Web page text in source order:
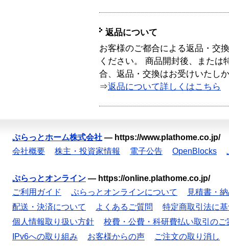
返品について
お客様のご都合による返品・交
ください。 商品開封後、または
合、返品・交換はお受けいたし
⇒返品について詳しくはこちら
ぷらっとホーム株式会社 — https://www.plathome.co.jp/
会社概要
株主・投資家情報 電子公告 OpenBlocks
ぷらっとオンライン — https://online.plathome.co.jp/
ご利用ガイド
ぷらっとオンラインについて
見積書・
配送・決済について
よくあるご質問
特定商取引法に
個人情報取り扱い方針
校費・公費・科研費払い取引のご
IPv6への取り組み
お客様からの声 ご注文の取り消し